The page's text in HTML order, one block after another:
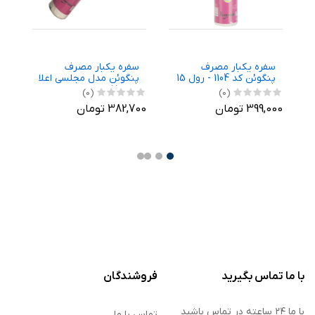
سفره یکبار مصرف
پنگوئن کد 1104 - رول 15
متری
(0)
399,000 تومان
سفره یکبار مصرف
پنگوئن مدل مجلسی اعلا
رول 15 متری
(0)
382,700 تومان
با ما تماس بگیرید
با ما ۲۴ ساعته در تماس باشید
فروشندگان